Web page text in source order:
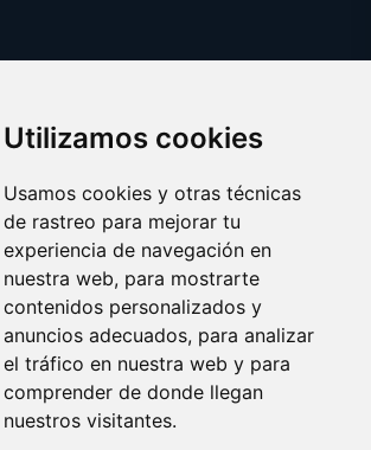
Utilizamos cookies
Usamos cookies y otras técnicas
de rastreo para mejorar tu
experiencia de navegación en
nuestra web, para mostrarte
contenidos personalizados y
anuncios adecuados, para analizar
el tráfico en nuestra web y para
comprender de donde llegan
nuestros visitantes.
cookies preferences
© 2025 factu.es